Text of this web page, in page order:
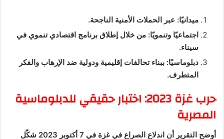
ميدانيًا: عبر الحملات الأمنية الناجحة.
اجتماعيًا وتنمويًا: من خلال إطلاق برنامج اقتصادي تنموي في
سيناء.
دبلوماسيًا: ببناء تحالفات إقليمية ودولية ضد الإرهاب والفكر
المتطرف.
حرب غزة 2023: اختبار حقيقي للدبلوماسية
المصرية
أوضح التقرير أن اندلاع الصراع في غزة في 7 أكتوبر 2023 شكّل